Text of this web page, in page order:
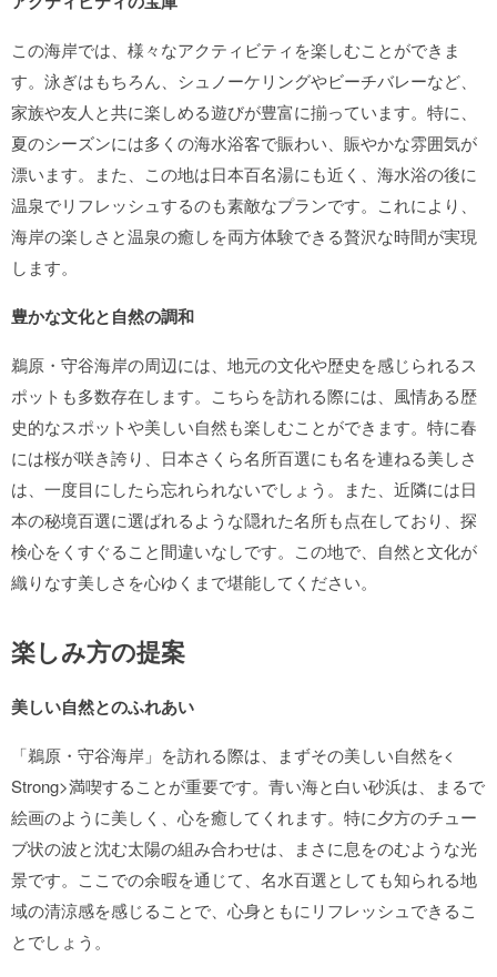
この海岸では、様々なアクティビティを楽しむことができま
す。泳ぎはもちろん、シュノーケリングやビーチバレーなど、
家族や友人と共に楽しめる遊びが豊富に揃っています。特に、
夏のシーズンには多くの海水浴客で賑わい、賑やかな雰囲気が
漂います。また、この地は日本百名湯にも近く、海水浴の後に
温泉でリフレッシュするのも素敵なプランです。これにより、
海岸の楽しさと温泉の癒しを両方体験できる贅沢な時間が実現
します。
豊かな文化と自然の調和
鵜原・守谷海岸の周辺には、地元の文化や歴史を感じられるス
ポットも多数存在します。こちらを訪れる際には、風情ある歴
史的なスポットや美しい自然も楽しむことができます。特に春
には桜が咲き誇り、日本さくら名所百選にも名を連ねる美しさ
は、一度目にしたら忘れられないでしょう。また、近隣には日
本の秘境百選に選ばれるような隠れた名所も点在しており、探
検心をくすぐること間違いなしです。この地で、自然と文化が
織りなす美しさを心ゆくまで堪能してください。
楽しみ方の提案
美しい自然とのふれあい
「鵜原・守谷海岸」を訪れる際は、まずその美しい自然を<
Strong>満喫することが重要です。青い海と白い砂浜は、まるで
絵画のように美しく、心を癒してくれます。特に夕方のチュー
ブ状の波と沈む太陽の組み合わせは、まさに息をのむような光
景です。ここでの余暇を通じて、名水百選としても知られる地
域の清涼感を感じることで、心身ともにリフレッシュできるこ
とでしょう。